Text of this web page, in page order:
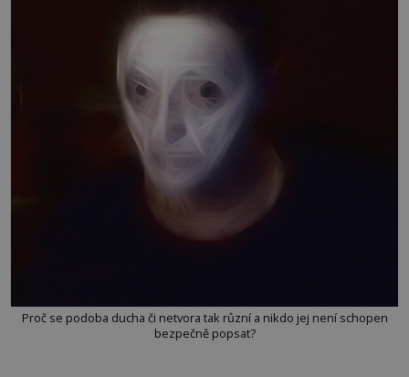
Proč se podoba ducha či netvora tak různí a nikdo jej není schopen
bezpečně popsat?